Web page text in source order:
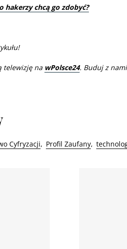
hakerzy chcą go zdobyć?
telewizję na wPolsce24. Buduj z
Cyfryzacji Profil Zaufany